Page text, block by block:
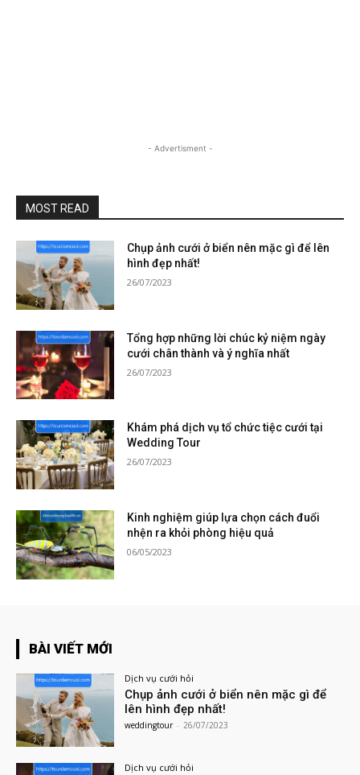
- Advertisment -
MOST READ
Chụp ảnh cưới ở biển nên mặc gì để lên
hình đẹp nhất!
26/07/2023
Tổng hợp những lời chúc kỷ niệm ngày
cưới chân thành và ý nghĩa nhất
26/07/2023
Khám phá dịch vụ tổ chức tiệc cưới tại
Wedding Tour
26/07/2023
Kinh nghiệm giúp lựa chọn cách đuổi
nhện ra khỏi phòng hiệu quả
06/05/2023
BÀI VIẾT MỚI
Dịch vụ cưới hỏi
Chụp ảnh cưới ở biển nên mặc gì để
lên hình đẹp nhất!
weddingtour - 26/07/2023
Dịch vụ cưới hỏi